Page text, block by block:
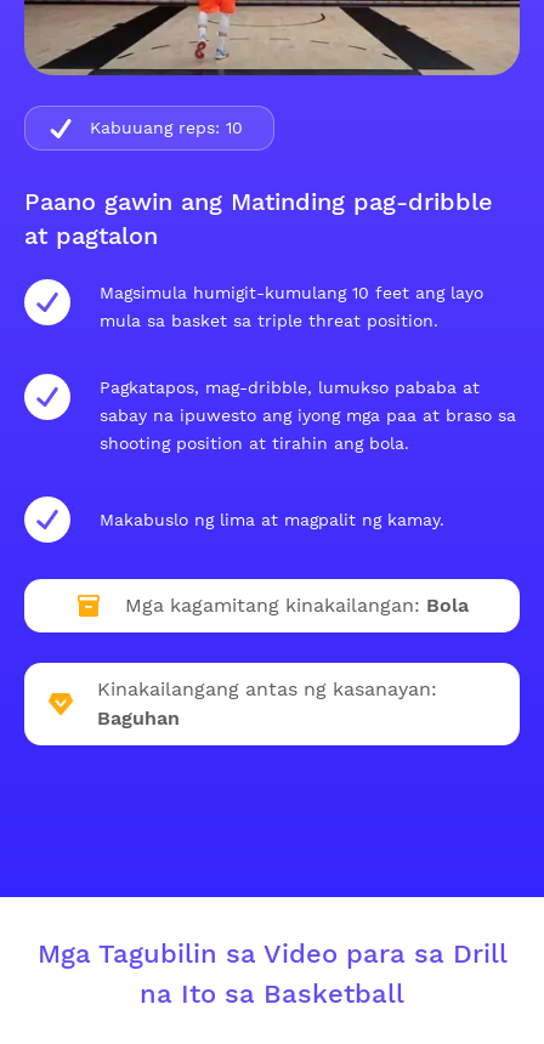
Paano gawin ang Matinding pag-dribble
at pagtalon
Magsimula humigit-kumulang 10 feet ang layo
mula sa basket sa triple threat position.
Pagkatapos, mag-dribble, lumukso pababa at
sabay na ipuwesto ang iyong mga paa at braso sa
shooting position at tirahin ang bola.
Makabuslo ng lima at magpalit ng kamay.
Mga kagamitang kinakailangan: Bola
Kinakailangang antas ng kasanayan:
Baguhan
Kabuuang reps: 10
Mga Tagubilin sa Video para sa Drill
na Ito sa Basketball